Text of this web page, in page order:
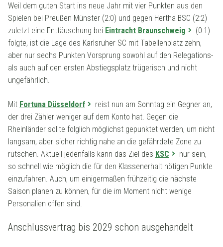
Weil dem guten Start ins neue Jahr mit vier Punkten aus den
Spielen bei Preußen Münster (2:0) und gegen Hertha BSC (2:2)
zuletzt eine Enttäuschung bei Eintracht Braunschweig
(0:1)
folgte, ist die Lage des Karlsruher SC mit Tabellenplatz zehn,
aber nur sechs Punkten Vorsprung sowohl auf den Relegations-
als auch auf den ersten Abstiegsplatz trügerisch und nicht
ungefährlich.
Mit Fortuna Düsseldorf
reist nun am Sonntag ein Gegner an,
der drei Zähler weniger auf dem Konto hat. Gegen die
Rheinländer sollte folglich möglichst gepunktet werden, um nicht
langsam, aber sicher richtig nahe an die gefährdete Zone zu
rutschen. Aktuell jedenfalls kann das Ziel des KSC
nur sein,
so schnell wie möglich die für den Klassenerhalt nötigen Punkte
einzufahren. Auch, um einigermaßen frühzeitig die nächste
Saison planen zu können, für die im Moment nicht wenige
Personalien offen sind.
Anschlussvertrag bis 2029 schon ausgehandelt